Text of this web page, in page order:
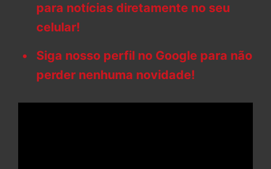
para notícias diretamente no seu
celular!
Siga nosso perfil no Google para não
perder nenhuma novidade!